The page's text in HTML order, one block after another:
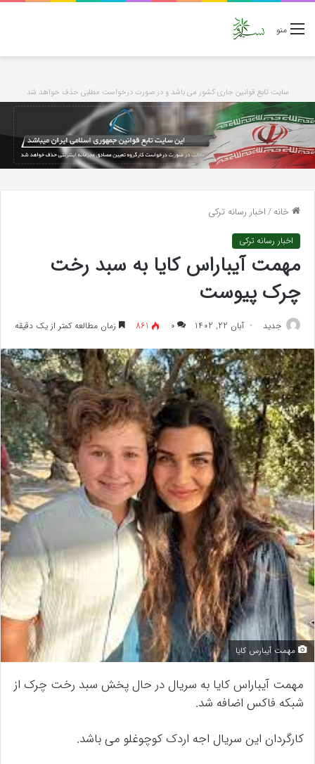
منو
سایت تابع قوانین جاری کشور می باشد و در صورت درخواست مطلبی حذف خواهد شد
خانه/اخبار رسانه ترکی
اخبار رسانه ترکی
مهمت آیباراس کایا به سبد رخت
چرک پیوست
جدید آبان 22, 1402 ۰ 861 زمان مطالعه کمتر از یک دقیقه
مهمت آیبارس کایا
مهمت آیباراس کایا به سریال در حال پخش سبد رخت چرک از
شبکه فاکس اضافه شد.
کارگردان این سریال اجه اردک کوچوغلو می باشد.